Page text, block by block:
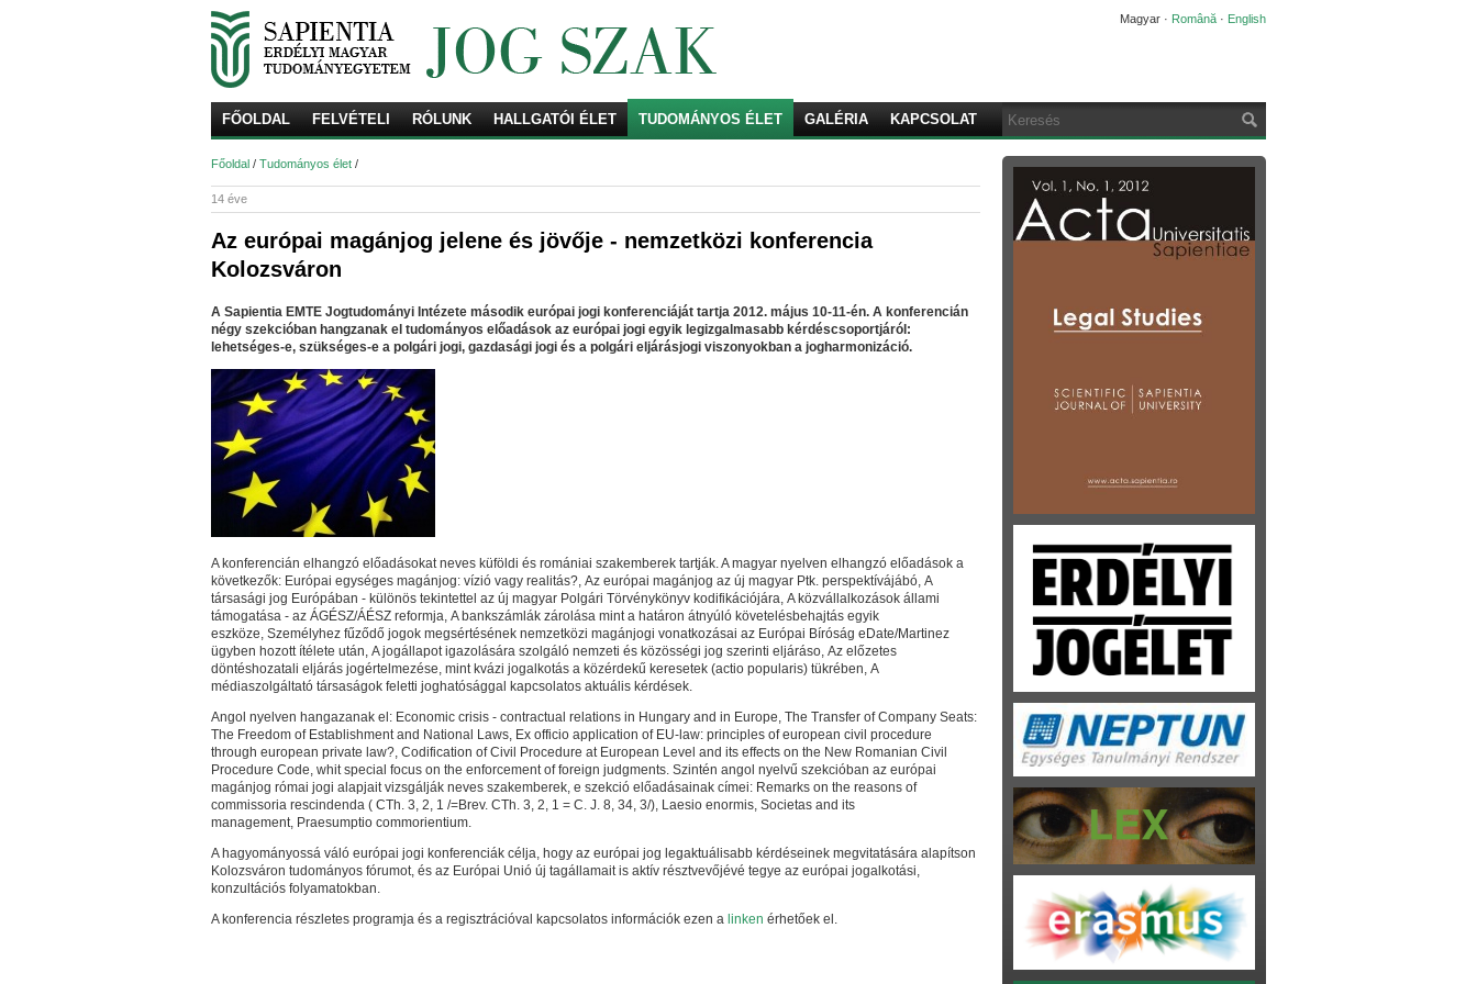
Magyar · Română · English
Keresés
FŐOLDAL FELVÉTELI RÓLUNK HALLGATÓI ÉLET TUDOMÁNYOS ÉLET GALÉRIA KAPCSOLAT
Főoldal / Tudományos élet /
14 éve
Az európai magánjog jelene és jövője - nemzetközi konferencia
Kolozsváron
A Sapientia EMTE Jogtudományi Intézete második európai jogi konferenciáját tartja 2012. május 10-11-én. A konferencián
négy szekcióban hangzanak el tudományos előadások az európai jogi egyik legizgalmasabb kérdéscsoportjáról:
lehetséges-e, szükséges-e a polgári jogi, gazdasági jogi és a polgári eljárásjogi viszonyokban a jogharmonizáció.
A konferencián elhangzó előadásokat neves küföldi és romániai szakemberek tartják. A magyar nyelven elhangzó előadások a
következők: Európai egységes magánjog: vízió vagy realitás?, Az európai magánjog az új magyar Ptk. perspektívájábó, A
társasági jog Európában - különös tekintettel az új magyar Polgári Törvénykönyv kodifikációjára, A közvállalkozások állami
támogatása - az ÁGÉSZ/ÁÉSZ reformja, A bankszámlák zárolása mint a határon átnyúló követelésbehajtás egyik
eszköze, Személyhez fűződő jogok megsértésének nemzetközi magánjogi vonatkozásai az Európai Bíróság eDate/Martinez
ügyben hozott ítélete után, A jogállapot igazolására szolgáló nemzeti és közösségi jog szerinti eljáráso, Az előzetes
döntéshozatali eljárás jogértelmezése, mint kvázi jogalkotás a közérdekű keresetek (actio popularis) tükrében, A
médiaszolgáltató társaságok feletti joghatósággal kapcsolatos aktuális kérdések.
Angol nyelven hangazanak el: Economic crisis - contractual relations in Hungary and in Europe, The Transfer of Company Seats:
The Freedom of Establishment and National Laws, Ex officio application of EU-law: principles of european civil procedure
through european private law?, Codification of Civil Procedure at European Level and its effects on the New Romanian Civil
Procedure Code, whit special focus on the enforcement of foreign judgments. Szintén angol nyelvű szekcióban az európai
magánjog római jogi alapjait vizsgálják neves szakemberek, e szekció előadásainak címei: Remarks on the reasons of
commissoria rescindenda ( CTh. 3, 2, 1 /=Brev. CTh. 3, 2, 1 = C. J. 8, 34, 3/), Laesio enormis, Societas and its
management, Praesumptio commorientium.
A hagyományossá váló európai jogi konferenciák célja, hogy az európai jog legaktuálisabb kérdéseinek megvitatására alapítson
Kolozsváron tudományos fórumot, és az Európai Unió új tagállamait is aktív résztvevőjévé tegye az európai jogalkotási,
konzultációs folyamatokban.
A konferencia részletes programja és a regisztrációval kapcsolatos információk ezen a linken érhetőek el.